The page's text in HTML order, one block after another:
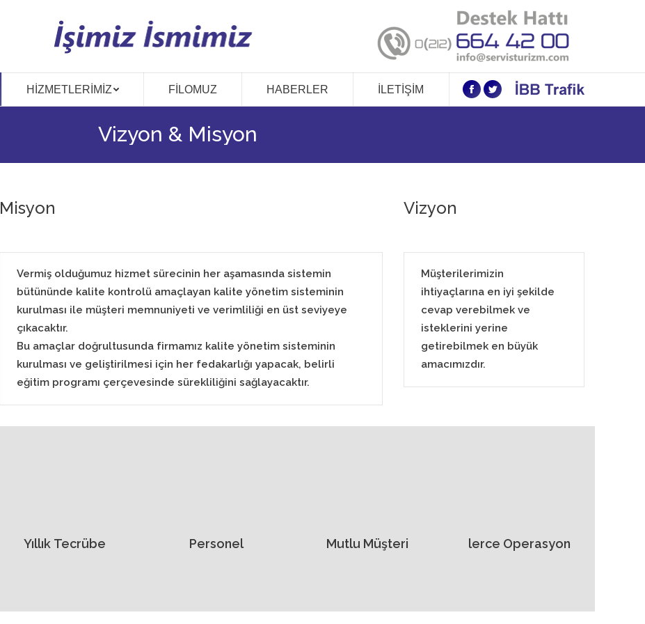
HIZMETLERIMIZ FILOMUZ HABERLER İLETIŞIM
Facebook
Twitter
Vizyon & Misyon
Misyon
Vermiş olduğumuz hizmet sürecinin her aşamasında sistemin
bütününde kalite kontrolü amaçlayan kalite yönetim sisteminin
kurulması ile müşteri memnuniyeti ve verimliliği en üst seviyeye
çıkacaktır.
Bu amaçlar doğrultusunda firmamız kalite yönetim sisteminin
kurulması ve geliştirilmesi için her fedakarlığı yapacak, belirli
eğitim programı çerçevesinde sürekliliğini sağlayacaktır.
Vizyon
Müşterilerimizin
ihtiyaçlarına en iyi şekilde
cevap verebilmek ve
isteklerini yerine
getirebilmek en büyük
amacımızdır.
Yıllık Tecrübe Personel Mutlu Müşteri lerce Operasyon